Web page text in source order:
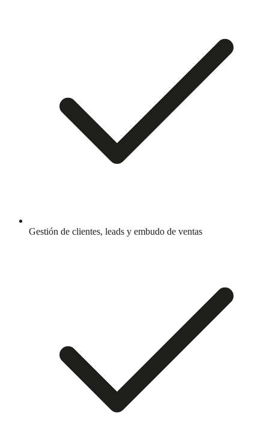
Gestión de clientes, leads y embudo de ventas